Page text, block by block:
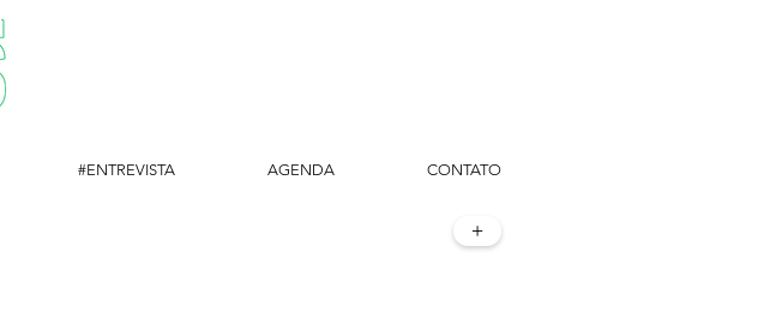
+
#ENTREVISTA AGENDA CONTATO